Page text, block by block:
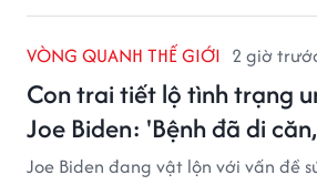
VÒNG QUANH THẾ GIỚI 2 giờ
Con trai tiết lộ tình trạng
Joe Biden: 'Bệnh đã di
Joe Biden đang vật lộn với vấn đề